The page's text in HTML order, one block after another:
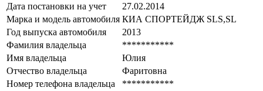
Дата постановки на учет
27.02.2014
Марка и модель автомобиля КИА СПОРТЕЙДЖ SLS,SL
Год выпуска автомобиля
2013
Фамилия владельца
***********
Имя владельца
Юлия
Отчество владельца
Фаритовна
Номер телефона владельца
***********